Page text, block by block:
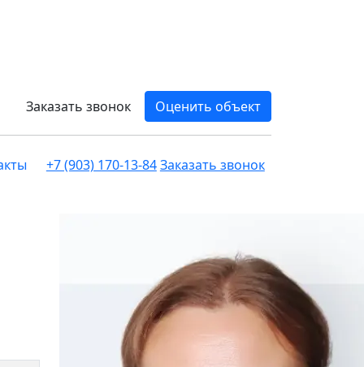
Заказать звонок
Оценить объект
+7 (903) 170-13-84Заказать звонок